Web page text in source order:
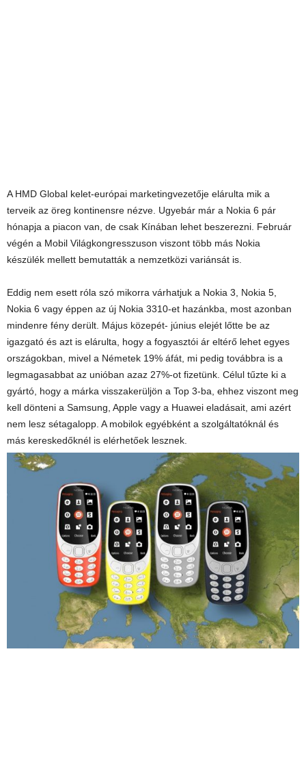
A HMD Global kelet-európai marketingvezetője elárulta mik a
terveik az öreg kontinensre nézve. Ugyebár már a Nokia 6 pár
hónapja a piacon van, de csak Kínában lehet beszerezni. Február
végén a Mobil Világkongresszuson viszont több más Nokia
készülék mellett bemutatták a nemzetközi variánsát is.
Eddig nem esett róla szó mikorra várhatjuk a Nokia 3, Nokia 5,
Nokia 6 vagy éppen az új Nokia 3310-et hazánkba, most azonban
mindenre fény derült. Május közepét- június elejét lőtte be az
igazgató és azt is elárulta, hogy a fogyasztói ár eltérő lehet egyes
országokban, mivel a Németek 19% áfát, mi pedig továbbra is a
legmagasabbat az unióban azaz 27%-ot fizetünk. Célul tűzte ki a
gyártó, hogy a márka visszakerüljön a Top 3-ba, ehhez viszont meg
kell dönteni a Samsung, Apple vagy a Huawei eladásait, ami azért
nem lesz sétagalopp. A mobilok egyébként a szolgáltatóknál és
más kereskedőknél is elérhetőek lesznek.